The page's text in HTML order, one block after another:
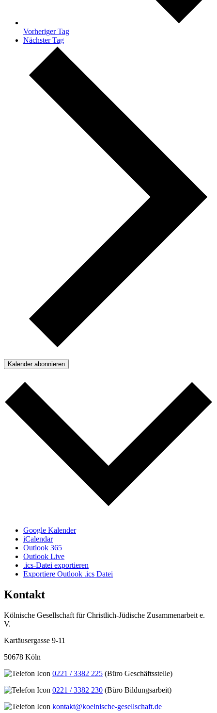
Vorheriger Tag
Nächster Tag
Kalender abonnieren
Google Kalender
iCalendar
Outlook 365
Outlook Live
.ics-Datei exportieren
Exportiere Outlook .ics Datei
Kontakt
Kölnische Gesellschaft für Christlich-Jüdische Zusammenarbeit e.
V.
Kartäusergasse 9-11
50678 Köln
0221 / 3382 225 (Büro Geschäftsstelle)
0221 / 3382 230 (Büro Bildungsarbeit)
kontakt@koelnische-gesellschaft.de